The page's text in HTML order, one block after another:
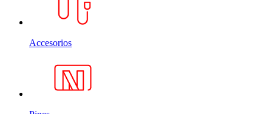
Accesorios